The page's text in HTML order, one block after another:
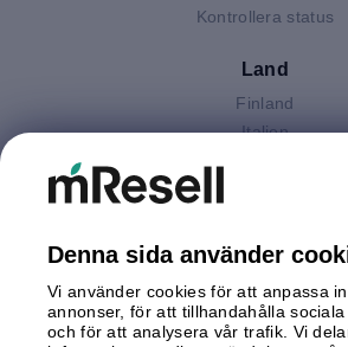
Kontrollera status
Land
Finland
Italien
Storbritannien
Tyskland
Österrike
Denna sida använder
Vi använder cookies för att anpassa
annonser, för att tillhandahålla
och för att analysera vår trafik. Vi